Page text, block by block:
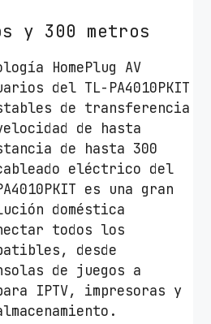
y 300 metros
HomePlug AV
del TL-PA4010PKIT
de transferencia
de hasta
de hasta 300
eléctrico del
es una gran
doméstica
todos los
desde
de juegos a
IPTV, impresoras y